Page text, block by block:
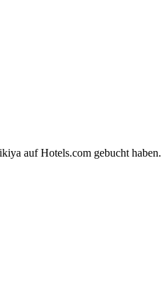
auf Hotels.com gebucht